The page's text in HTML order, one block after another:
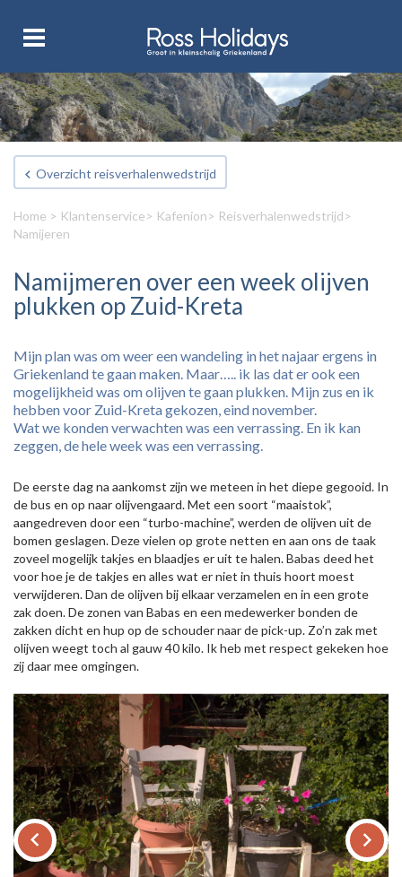
Overzicht reisverhalenwedstrijd
Home > Klantenservice> Kafenion> Reisverhalenwedstrijd>
Namijeren
Namijmeren over een week olijven
plukken op Zuid-Kreta
Mijn plan was om weer een wandeling in het najaar ergens in
Griekenland te gaan maken. Maar….. ik las dat er ook een
mogelijkheid was om olijven te gaan plukken. Mijn zus en ik
hebben voor Zuid-Kreta gekozen, eind november.
Wat we konden verwachten was een verrassing. En ik kan
zeggen, de hele week was een verrassing.
De eerste dag na aankomst zijn we meteen in het diepe gegooid. In
de bus en op naar olijvengaard. Met een soort “maaistok”,
aangedreven door een “turbo-machine”, werden de olijven uit de
bomen geslagen. Deze vielen op grote netten en aan ons de taak
zoveel mogelijk takjes en blaadjes er uit te halen. Babas deed het
voor hoe je de takjes en alles wat er niet in thuis hoort moest
verwijderen. Dan de olijven bij elkaar verzamelen en in een grote
zak doen. De zonen van Babas en een medewerker bonden de
zakken dicht en hup op de schouder naar de pick-up. Zo’n zak met
olijven weegt toch al gauw 40 kilo. Ik heb met respect gekeken hoe
zij daar mee omgingen.
keyboard_arrow_left keyboard_arrow_right